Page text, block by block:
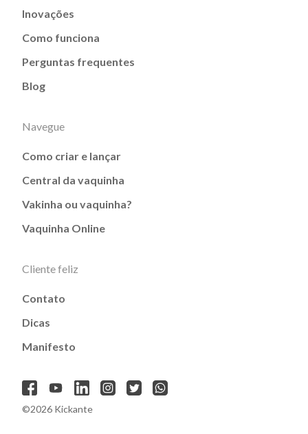
Inovações
Como funciona
Perguntas frequentes
Blog
Navegue
Como criar e lançar
Central da vaquinha
Vakinha ou vaquinha?
Vaquinha Online
Cliente feliz
Contato
Dicas
Manifesto
©2026 Kickante